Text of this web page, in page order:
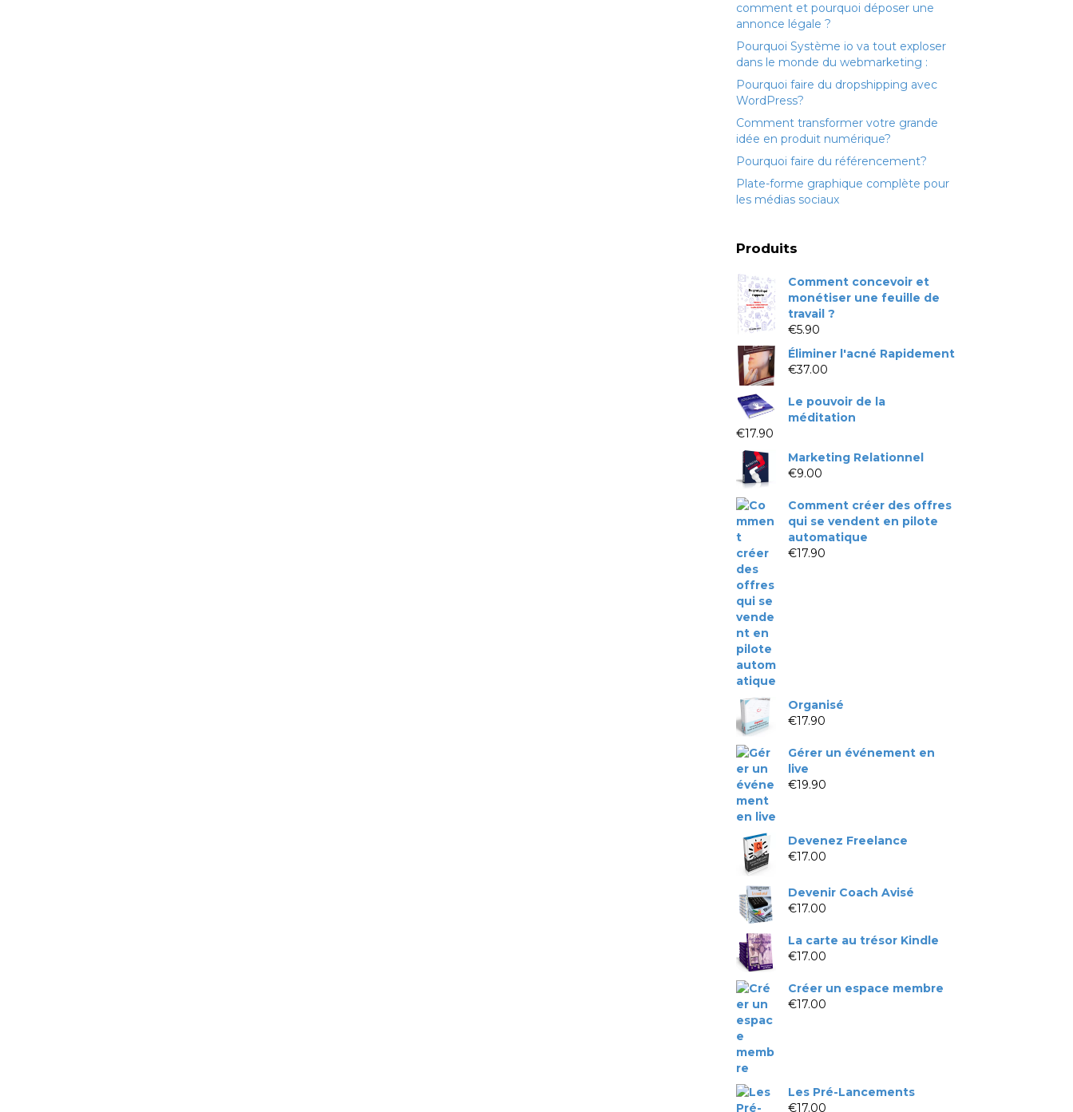
comment et pourquoi déposer une
annonce légale ?
Pourquoi Système io va tout exploser
dans le monde du webmarketing :
Pourquoi faire du dropshipping avec
WordPress?
Comment transformer votre grande
idée en produit numérique?
Pourquoi faire du référencement?
Plate-forme graphique complète pour
les médias sociaux
Produits
Comment concevoir et
monétiser une feuille de
travail ?
€5.90
Éliminer l'acné Rapidement
€37.00
Le pouvoir de la
méditation
€17.90
Marketing Relationnel
€9.00
Comment créer des offres
qui se vendent en pilote
automatique
€17.90
Organisé
€17.90
Gérer un événement en
live
€19.90
Devenez Freelance
€17.00
Devenir Coach Avisé
€17.00
La carte au trésor Kindle
€17.00
Créer un espace membre
€17.00
Les Pré-Lancements
€17.00